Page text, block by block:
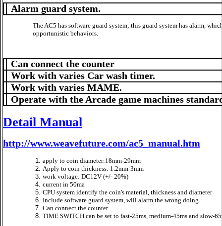
Alarm guard system.
The AC5 has software guard system; this guard system has alarm,
opportunistic behaviors.
Can connect the counter
Work with varies Car wash timer.
Work with varies MAME.
Operate with theArcade game machines
Detail Manual
http://www.weavefuture.com/ac5_manual.htm
apply to coin diameter:18mm-29mm
Apply to coin thickness: 1.2mm-3mm
work voltage: DC12V (+/- 20%)
current in 50ma
CPU system identify the coin's material, thickness and diameter
Include software guard system, will alarm the wrong doing
Can connect the counter
TIME SWITCH can be set to fast-25ms, medium-45ms and slow-